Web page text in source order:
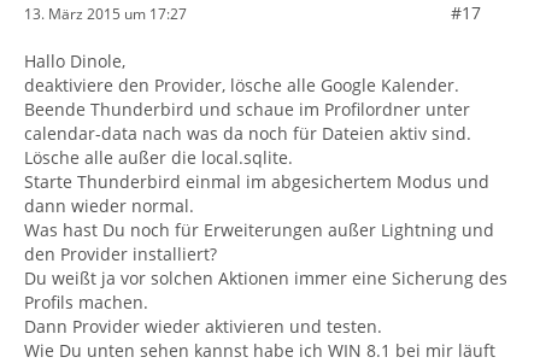
13. März 2015 um 17:27 #17
Hallo Dinole,
deaktiviere den Provider, lösche alle Google Kalender.
Beende Thunderbird und schaue im Profilordner unter
calendar-data nach was da noch für Dateien aktiv sind.
Lösche alle außer die local.sqlite.
Starte Thunderbird einmal im abgesichertem Modus und
dann wieder normal.
Was hast Du noch für Erweiterungen außer Lightning und
den Provider installiert?
Du weißt ja vor solchen Aktionen immer eine Sicherung des
Profils machen.
Dann Provider wieder aktivieren und testen.
Wie Du unten sehen kannst habe ich WIN 8.1 bei mir läuft